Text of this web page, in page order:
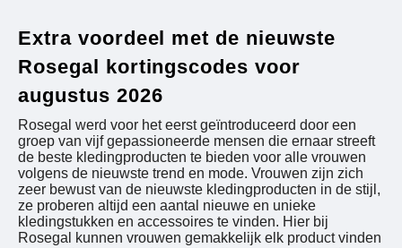
Extra voordeel met de nieuwste
Rosegal kortingscodes voor
augustus 2026
Rosegal werd voor het eerst geïntroduceerd door een
groep van vijf gepassioneerde mensen die ernaar streeft
de beste kledingproducten te bieden voor alle vrouwen
volgens de nieuwste trend en mode. Vrouwen zijn zich
zeer bewust van de nieuwste kledingproducten in de stijl,
ze proberen altijd een aantal nieuwe en unieke
kledingstukken en accessoires te vinden. Hier bij
Rosegal kunnen vrouwen gemakkelijk elk product vinden